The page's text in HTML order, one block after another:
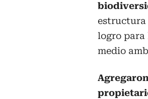
estructura
logro para
medio